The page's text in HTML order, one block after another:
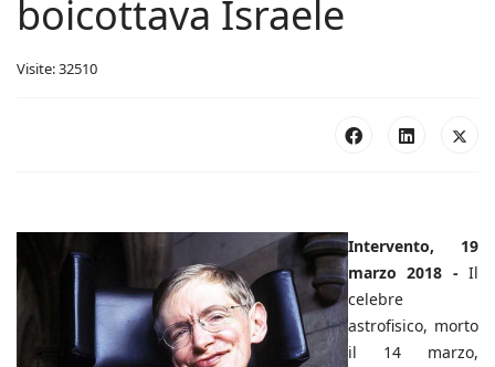
boicottava Israele
Visite: 32510
Intervento, 19
marzo 2018 - Il
celebre
astrofisico, morto
il 14 marzo,